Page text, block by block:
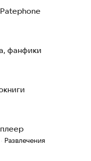
фанфики
· Развлечения